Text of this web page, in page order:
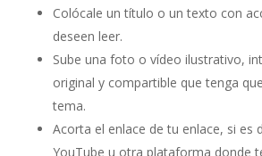
Colócale un título o un texto con
deseen leer.
Sube una foto o vídeo ilustrativo,
original y compartible que tenga
tema.
Acorta el enlace de tu enlace, si es
YouTube u otra plataforma donde